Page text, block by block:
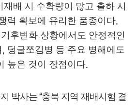
재배 시 수확량이 많고 출하 시
력 확보에 유리한 품종이다.
후변화 상황에서도 안정적인
, 덩굴쪼김병 등 주요 병해에도
높은 것이 장점이다.
박사는“충북 지역 재배시험 결